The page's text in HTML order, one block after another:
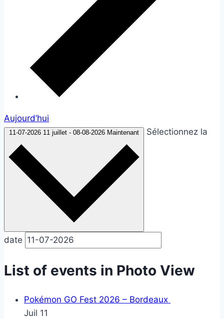
Aujourd’hui
11-07-2026 11 juillet - 08-08-2026 Maintenant Sélectionnez la
date
List of events in Photo View
Pokémon GO Fest 2026 – Bordeaux
Juil 11